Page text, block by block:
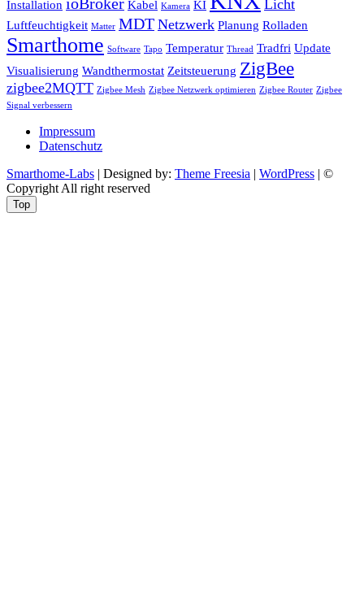
Installation Kabel Kamera KI Licht
Luftfeuchtigkeit Matter MDT Netzwerk Planung Rolladen
Smarthome Software Tapo Temperatur Thread Tradfri Update
Visualisierung Wandthermostat Zeitsteuerung ZigBee
zigbee2MQTT Zigbee Mesh Zigbee Netzwerk optimieren Zigbee Router Zigbee
Signal verbessern
Impressum
Datenschutz
Smarthome-Labs | Designed by: Theme Freesia | WordPress | ©
Copyright All right reserved
Top